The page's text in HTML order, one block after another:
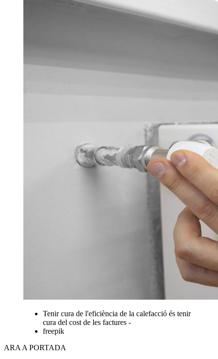
Tenir cura de l'eficiència de la calefacció és tenir
cura del cost de les factures -
freepik
ARA A PORTADA